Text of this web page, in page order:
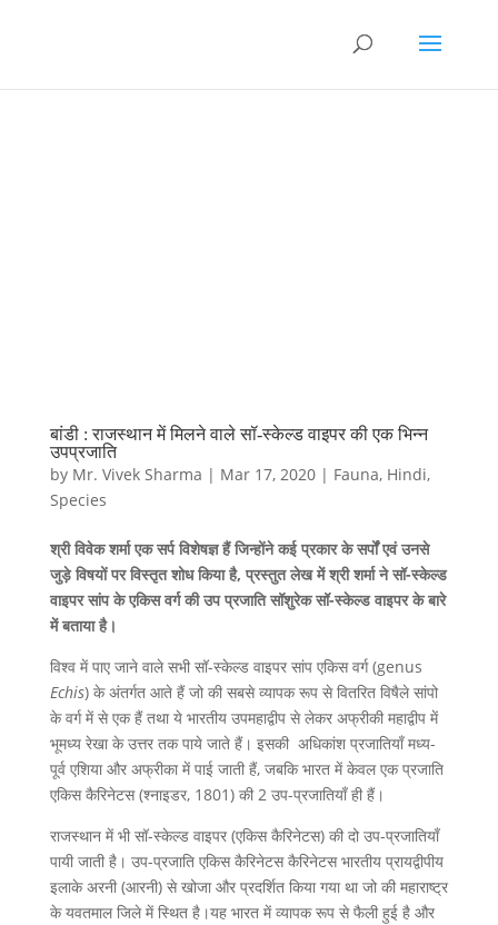
बांडी : राजस्थान में मिलने वाले सॉ-स्केल्ड वाइपर की एक भिन्न
उपप्रजाति
by Mr. Vivek Sharma | Mar 17, 2020| Fauna, Hindi,
Species
श्री विवेक शर्मा एक सर्प विशेषज्ञ हैं जिन्होंने कई प्रकार के सर्पों एवं उनसे
जुड़े विषयों पर विस्तृत शोध किया है, प्रस्तुत लेख में श्री शर्मा ने सॉ-स्केल्ड
वाइपर सांप के एकिस वर्ग की उप प्रजाति सॉशुरेक सॉ-स्केल्ड वाइपर के बारे
में बताया है।
विश्व में पाए जाने वाले सभी सॉ-स्केल्ड वाइपर सांप एकिस वर्ग (genus
Echis) के अंतर्गत आते हैं जो की सबसे व्यापक रूप से वितरित विषैले सांपो
के वर्ग में से एक हैं तथा ये भारतीय उपमहाद्वीप से लेकर अफ्रीकी महाद्वीप में
भूमध्य रेखा के उत्तर तक पाये जाते हैं। इसकी अधिकांश प्रजातियाँ मध्य-
पूर्व एशिया और अफ्रीका में पाई जाती हैं, जबकि भारत में केवल एक प्रजाति
एकिस कैरिनेटस (श्नाइडर, 1801) की 2 उप-प्रजातियाँ ही हैं।
राजस्थान में भी सॉ-स्केल्ड वाइपर (एकिस कैरिनेटस) की दो उप-प्रजातियाँ
पायी जाती है। उप-प्रजाति एकिस कैरिनेटस कैरिनेटस भारतीय प्रायद्वीपीय
इलाके अरनी (आरनी) से खोजा और प्रदर्शित किया गया था जो की महाराष्ट्र
के यवतमाल जिले में स्थित है।यह भारत में व्यापक रूप से फैली हुई है और